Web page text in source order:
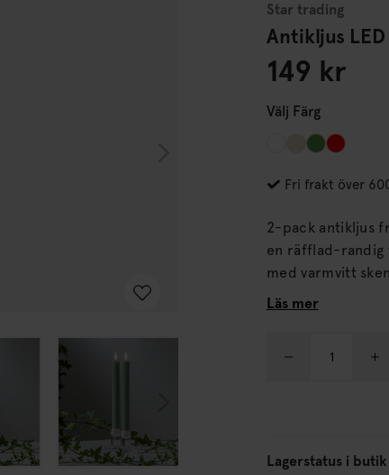
Star trading
Antikljus
149 kr
Välj Färg
Fri frakt över
2-pack antikljus
en räfflad-randig yta. Ljusen har en mycket naturtrogen
med varmvitt sken. De har timerfunktion vilket gör att ljusen lyser i
dag i ca 30 dagar.
Läs mer
Lagerstatus i butik